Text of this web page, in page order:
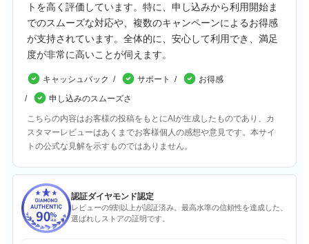
トを高く評価しています。特に、申し込みから利用開始ま
でのスムーズな対応や、複数のキャンペーンによるお得感
が支持されています。全体的に、安心して利用でき、満足
度が非常に高いことが伺えます。
キャッシュバック サポート
お得感
申し込みのスムーズさ
こちらの内容はお客様の投稿をもとにAIが生成したものであり、カ
スタマーレビューはあくまでお客様個人の感想や意見です。本サイ
トの公式な見解を示すものではありません。
認証ダイヤモンド認定
レビューの9割以上が認証済み。最高水準の信頼性を達成した、
選ばれしストアの証明です。